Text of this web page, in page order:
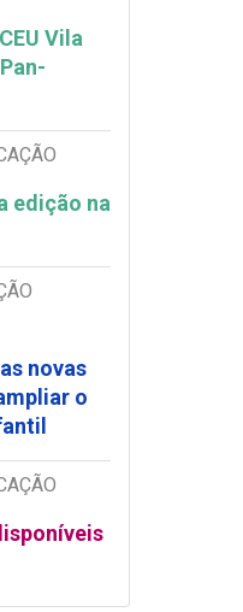
Vila
edição na
novas
o